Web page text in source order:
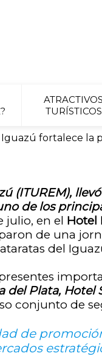
ATRACTIVOS
TURÍSTICOS
Iguazú fortalece la
(ITUREM),
de los
julio, en el Hotel
de una
del
del Plata,
conjunto de
de